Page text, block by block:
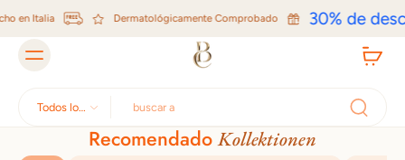
Italia Dermatológicamente Comprobado 30% de
Todos los
Cuidado de la Piel de Lujo y
RecomendadoKollektionen